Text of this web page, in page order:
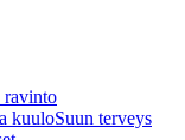
kuuloSuun terveys